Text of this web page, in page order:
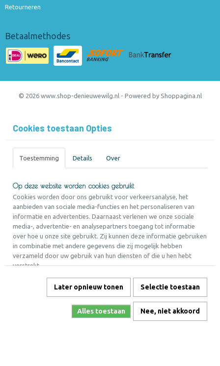
Retourneren
Betaalmethodes
© 2026 www.shop-denieuwewilg.nl - Powered by Shoppagina.nl
Cookies toestaan Opties
Toestemming Details Over
Op deze website worden cookies gebruikt
Cookies worden door ons gebruikt voor verkeersanalyse, het
aanbieden van sociale media-functies en het personaliseren van
informatie en advertenties. Daarnaast verlenen we onze sociale
media-, advertentie- en analysepartners toegang tot informatie
over hoe u onze site gebruikt. Zij kunnen deze informatie gebruiken
in combinatie met andere gegevens die zij mogelijk hebben
verzameld door uw gebruik van hun diensten of die u hen hebt
verstrekt.
Later opnieuw tonen Selectie toestaan
Alles toestaan Nee, niet akkoord